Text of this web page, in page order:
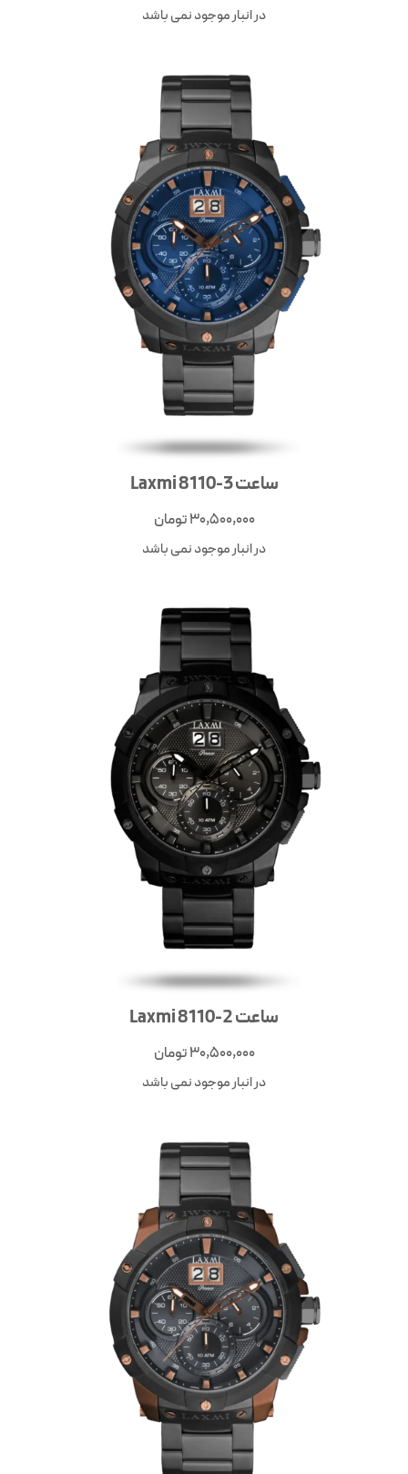
در انبار موجود نمی باشد
ساعت 3-8110 Laxmi
30,500,000تومان
در انبار موجود نمی باشد
ساعت 2-8110 Laxmi
30,500,000تومان
در انبار موجود نمی باشد